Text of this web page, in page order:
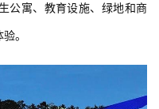
公寓、教育设施、绿地和商
。